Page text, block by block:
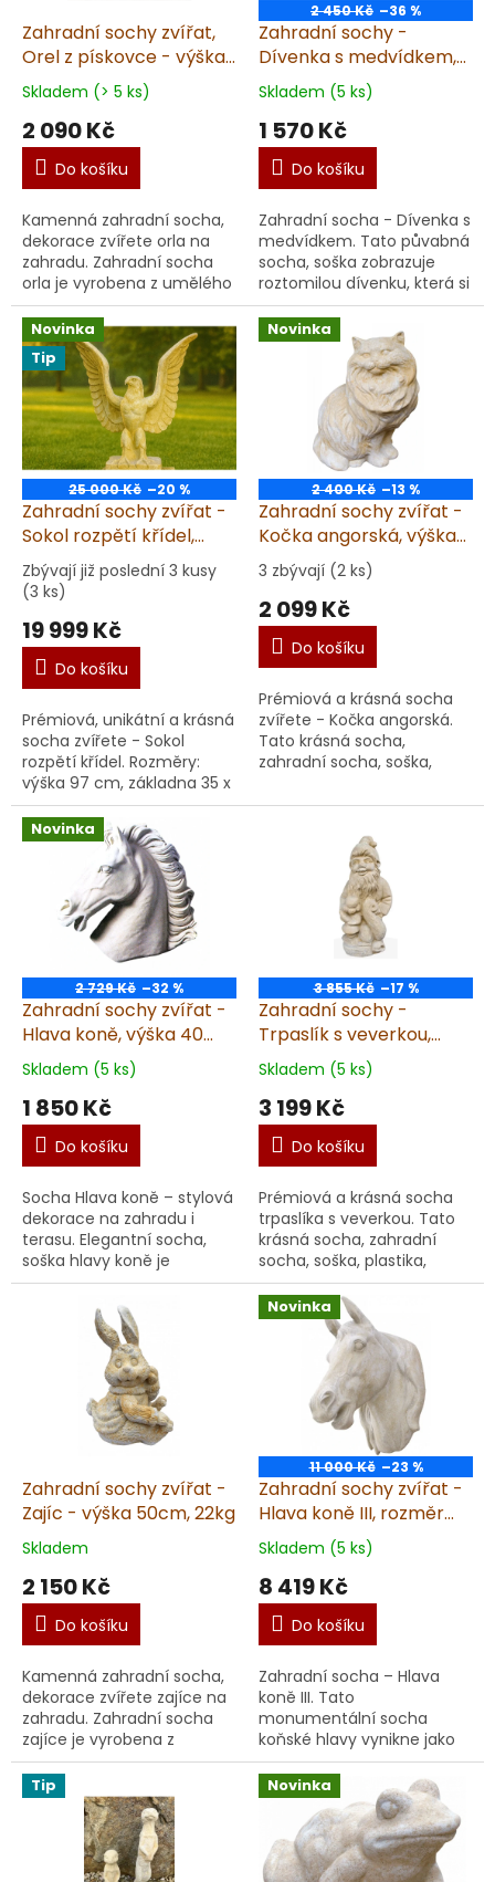
d
u
Zahradní sochy zvířat,
Orel z pískovce - výška
54cm, 15kg
Skladem (> 5 ks)
2 090 Kč
Do košíku
Kamenná zahradní socha,
dekorace zvířete orla na
zahradu. Zahradní socha
orla je vyrobena z umělého
pískovce. Socha orla na
zahradu – elegance a síla
ve vašem exteri...
2 450 Kč –36 %
Zahradní sochy -
Dívenka s medvídkem,
výška 42 cm, 6 kg,
pískovec
Skladem (5 ks)
1 570 Kč
Do košíku
Zahradní socha - Dívenka s
medvídkem. Tato půvabná
socha, soška zobrazuje
roztomilou dívenku, která si
hraje se svým medvídkem,
a je ideální volbou pro vaši
zahradu ...
Novinka
Tip
25 000 Kč –20 %
Zahradní sochy zvířat -
Sokol rozpětí křídel,
výška 97 cm, 60 kg,
pískovec
Zbývají již poslední 3 kusy
(3 ks)
19 999 Kč
Do košíku
Prémiová, unikátní a krásná
socha zvířete - Sokol
rozpětí křídel. Rozměry:
výška 97 cm, základna 35 x
30 cm, rozpětí 92 cm, váha
60 kg. Garantujeme dodání
v nepoškoz...
Novinka
2 400 Kč –13 %
Zahradní sochy zvířat -
Kočka angorská, výška
37 cm, 22 kg, pískovec
3 zbývají (2 ks)
2 099 Kč
Do košíku
Prémiová a krásná socha
zvířete - Kočka angorská.
Tato krásná socha,
zahradní socha, soška,
určena ke krásně
prostoru, do kterého...
Novinka
2 729 Kč –32 %
Zahradní sochy zvířat -
Hlava koně, výška 40
cm, 13 kg, pískovec
Skladem (5 ks)
1 850 Kč
Do košíku
Socha Hlava koně – stylová
dekorace na zahradu i
terasu. Elegantní socha,
soška hlavy koně je
výrazným a důstojným
doplňkem pro vaši zahradu,
terasu nebo vchod. Soch...
3 855 Kč –17 %
Zahradní sochy -
Trpaslík s veverkou,
výška 70 cm, 38 kg
Skladem (5 ks)
3 199 Kč
Do košíku
Prémiová a krásná socha
trpaslíka s veverkou. Tato
krásná socha, zahradní
socha, soška, plastika,
dekorace je určena
ke krásně zdekorovanému
prostoru, do kterého je ...
Zahradní sochy zvířat -
Zajíc - výška 50cm, 22kg
Skladem
2 150 Kč
Do košíku
Kamenná zahradní socha,
dekorace zvířete zajíce na
zahradu. Zahradní socha
zajíce je vyrobena z
umělého pískovce.
Novinka
11 000 Kč –23 %
Zahradní sochy zvířat -
Hlava koně III, rozměr
30x50 cm, 38 kg,
pískovec
Skladem (5 ks)
8 419 Kč
Do košíku
Zahradní socha – Hlava
koně III. Tato
monumentální socha
koňské hlavy vynikne jako
výrazný umělecký prvek
každé zahrady, vstupu
nebo terasy. Socha je
vyrobena z odol...
Tip Novinka